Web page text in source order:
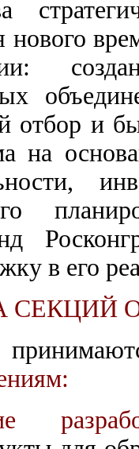
отбор и
на
в его
СЕКЦИЙ